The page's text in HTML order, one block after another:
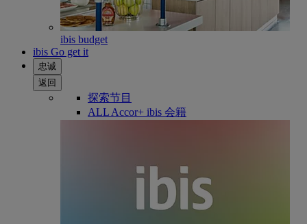
ibis budget
ibis Go get it
忠诚
返回
探索节目
ALL Accor+ ibis 会籍